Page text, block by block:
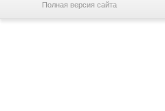
Полная версия сайта